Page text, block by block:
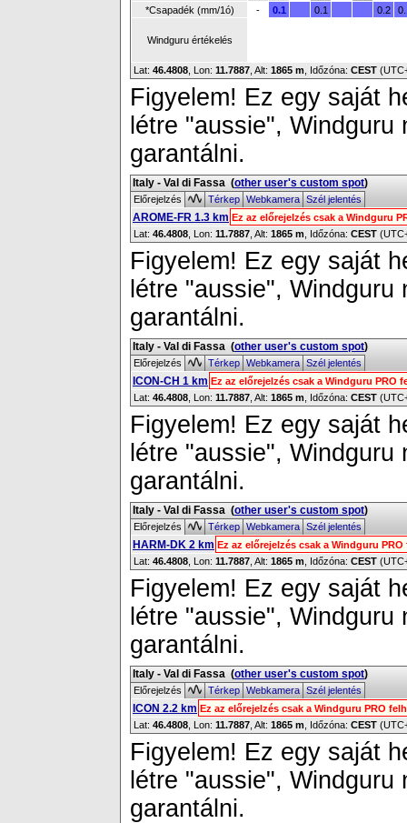
*Csapadék (mm/1ó) - 0.1 0.1 0.2
Windguru értékelés
Lat: 46.4808 , Lon: 11.7887 Alt: 1865 m , Időzóna: CEST
Figyelem! Ez egy saját
létre "aussie",
garantálni.
Italy - Val di Fassa (other user's custom spot)
Előrejelzés TérkepWebkameraSzél jelentés
AROME-FR 1.3 km Ez az előrejelzés csak a Windguru
Lat: 46.4808 , Lon: 11.7887 Alt: 1865 m , Időzóna: CEST
Figyelem! Ez egy saját
létre "aussie",
garantálni.
Italy - Val di Fassa (other user's custom spot)
Előrejelzés TérkepWebkameraSzél jelentés
ICON-CH 1 km Ez az előrejelzés csak a Windguru PRO
Lat: 46.4808 , Lon: 11.7887 Alt: 1865 m , Időzóna: CEST
Figyelem! Ez egy saját
létre "aussie",
garantálni.
Italy - Val di Fassa (other user's custom spot)
Előrejelzés TérkepWebkameraSzél jelentés
HARM-DK 2 km Ez az előrejelzés csak a Windguru
Lat: 46.4808 , Lon: 11.7887 Alt: 1865 m , Időzóna: CEST
Figyelem! Ez egy saját
létre "aussie",
garantálni.
Italy - Val di Fassa (other user's custom spot)
Előrejelzés TérkepWebkameraSzél jelentés
ICON 2.2 km Ez az előrejelzés csak a Windguru PRO
Lat: 46.4808 , Lon: 11.7887 Alt: 1865 m , Időzóna: CEST
Figyelem! Ez egy saját
létre "aussie",
garantálni.